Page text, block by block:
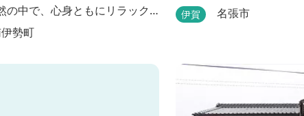
の中で、心身ともにリラック
勢町
伊賀 名張市